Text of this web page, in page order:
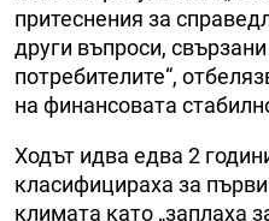
притеснения за
други въпроси,
потребителите“,
на финансовата
Ходът идва едва 2
класифицираха за
климата като „заплаха